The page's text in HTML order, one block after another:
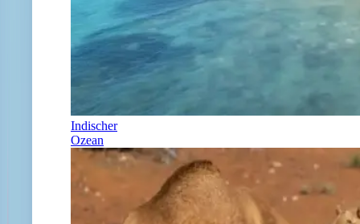
Indischer
Ozean